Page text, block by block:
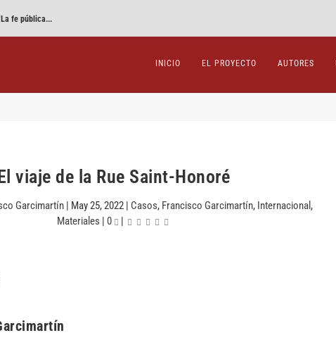
fe pública...
INICIO EL PROYECTO AUTORES
viaje de la Rue Saint-Honoré
Garcimartín| May 25, 2022| Casos, Francisco Garcimartín, Internacional ,
Materiales |0 |